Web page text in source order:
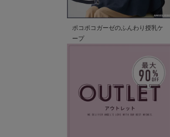
ポコポコガーゼのふんわり授乳ケ
ープ